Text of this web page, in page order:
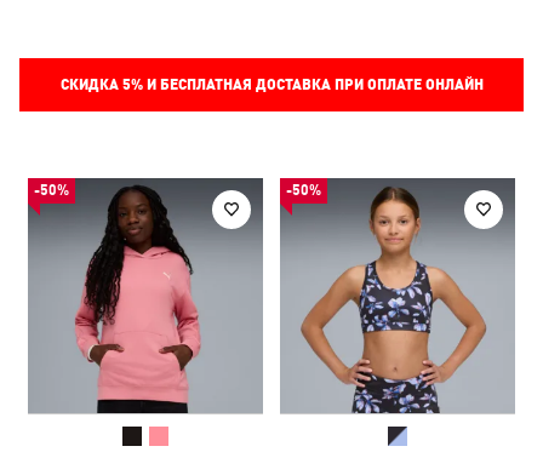
СКИДКА 5%И БЕСПЛАТНАЯ ДОСТАВКА ПРИ ОПЛАТЕ ОНЛАЙН
-50% -50%